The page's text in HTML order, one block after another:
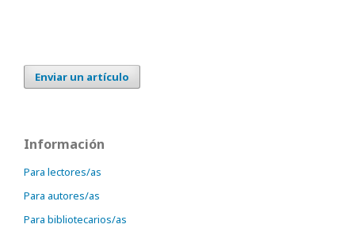
Enviar un artículo
Información
Para lectores/as
Para autores/as
Para bibliotecarios/as